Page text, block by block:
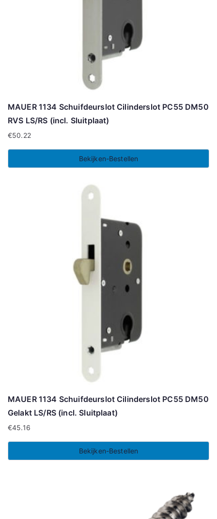
MAUER 1134 Schuifdeurslot Cilinderslot PC55 DM50
RVS LS/RS (incl. Sluitplaat)
€50.22
Bekijken-Bestellen
MAUER 1134 Schuifdeurslot Cilinderslot PC55 DM50
Gelakt LS/RS (incl. Sluitplaat)
€45.16
Bekijken-Bestellen